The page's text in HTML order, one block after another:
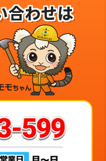
合わせは